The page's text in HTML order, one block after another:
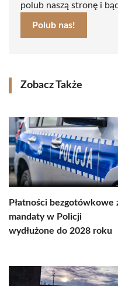
polub naszą stronę i
Polub nas!
Zobacz Także
Płatności bezgotówkowe
mandaty w Policji
wydłużone do 2028 roku